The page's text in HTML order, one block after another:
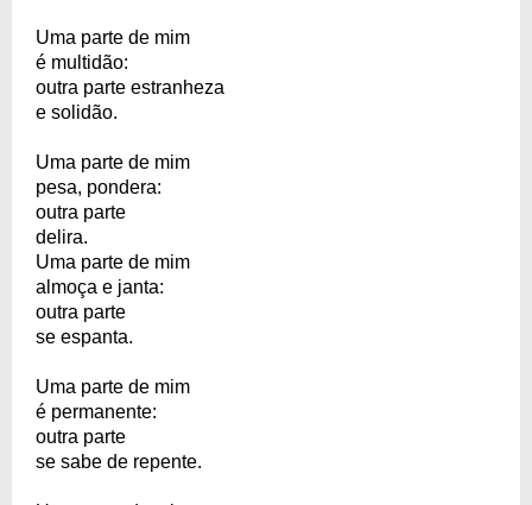
Uma parte de mim
é multidão:
outra parte estranheza
e solidão.
Uma parte de mim
pesa, pondera:
outra parte
delira.
Uma parte de mim
almoça e janta:
outra parte
se espanta.
Uma parte de mim
é permanente:
outra parte
se sabe de repente.